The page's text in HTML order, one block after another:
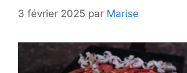
3 février 2025 par Marise